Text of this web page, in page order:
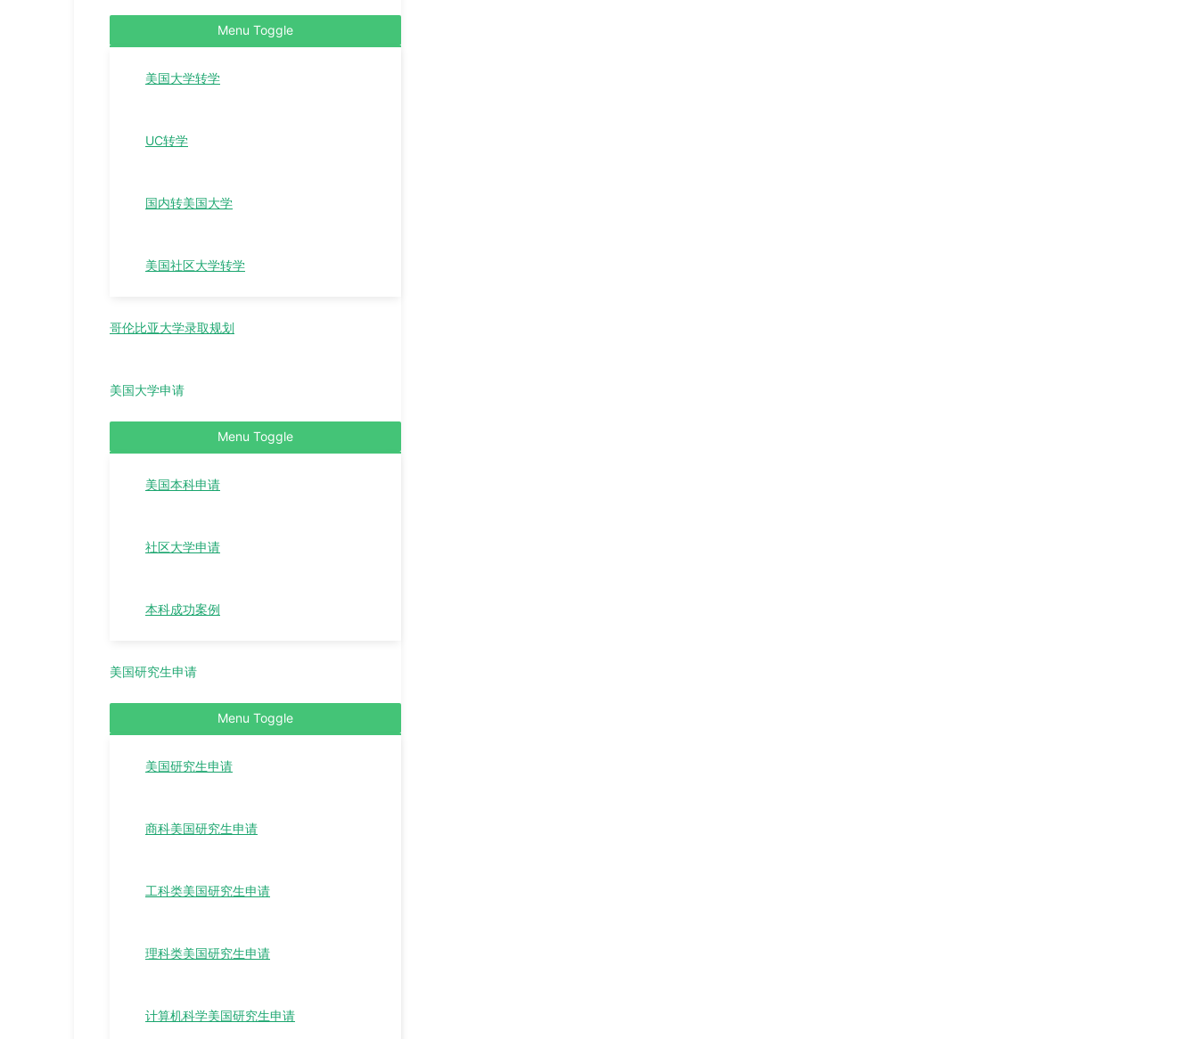
Menu Toggle
美国大学转学
UC转学
国内转美国大学
美国社区大学转学
哥伦比亚大学录取规划
美国大学申请
Menu Toggle
美国本科申请
社区大学申请
本科成功案例
美国研究生申请
Menu Toggle
美国研究生申请
商科美国研究生申请
工科类美国研究生申请
理科类美国研究生申请
计算机科学美国研究生申请